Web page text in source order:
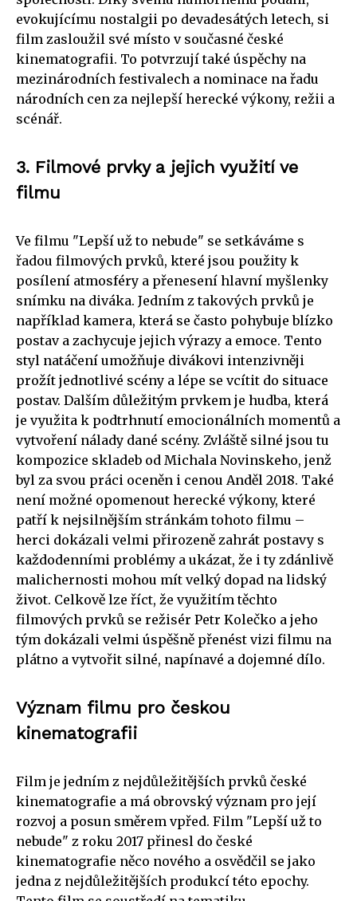
evokujícímu nostalgii po devadesátých letech, si
film zasloužil své místo v současné české
kinematografii. To potvrzují také úspěchy na
mezinárodních festivalech a nominace na řadu
národních cen za nejlepší herecké výkony, režii a
scénář.
3. Filmové prvky a jejich využití ve
filmu
Ve filmu "Lepší už to nebude" se setkáváme s
řadou filmových prvků, které jsou použity k
posílení atmosféry a přenesení hlavní myšlenky
snímku na diváka. Jedním z takových prvků je
například kamera, která se často pohybuje blízko
postav a zachycuje jejich výrazy a emoce. Tento
styl natáčení umožňuje divákovi intenzivněji
prožít jednotlivé scény a lépe se vcítit do situace
postav. Dalším důležitým prvkem je hudba, která
je využita k podtrhnutí emocionálních momentů a
vytvoření nálady dané scény. Zvláště silné jsou tu
kompozice skladeb od Michala Novinskeho, jenž
byl za svou práci oceněn i cenou Anděl 2018. Také
není možné opomenout herecké výkony, které
patří k nejsilnějším stránkám tohoto filmu –
herci dokázali velmi přirozeně zahrát postavy s
každodenními problémy a ukázat, že i ty zdánlivě
malichernosti mohou mít velký dopad na lidský
život. Celkově lze říct, že využitím těchto
filmových prvků se režisér Petr Kolečko a jeho
tým dokázali velmi úspěšně přenést vizi filmu na
plátno a vytvořit silné, napínavé a dojemné dílo.
Význam filmu pro českou
kinematografii
Film je jedním z nejdůležitějších prvků české
kinematografie a má obrovský význam pro její
rozvoj a posun směrem vpřed. Film "Lepší už to
nebude" z roku 2017 přinesl do české
kinematografie něco nového a osvědčil se jako
jedna z nejdůležitějších produkcí této epochy.